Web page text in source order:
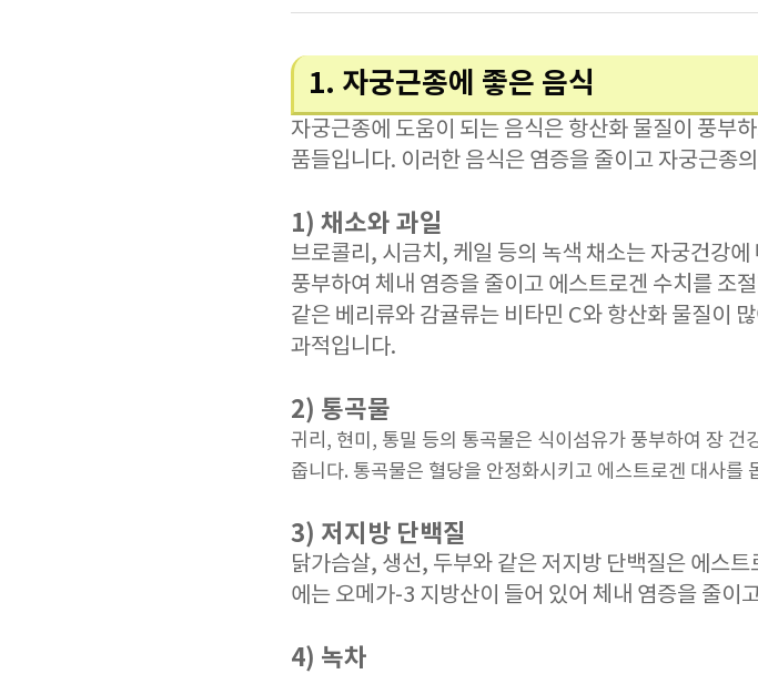
1. 자궁근종에 좋은 음식
자궁근종에 도움이 되는 음식은 항산화 물질이 풍부
품들입니다. 이러한 음식은 염증을 줄이고 자궁근종
1) 채소와 과일
브로콜리, 시금치, 케일 등의 녹색 채소는 자궁건강
풍부하여 체내 염증을 줄이고 에스트로겐 수치를 조
같은 베리류와 감귤류는 비타민 C와 항산화 물질이
과적입니다.
2) 통곡물
귀리, 현미, 통밀 등의 통곡물은 식이섬유가 풍부하여 장
줍니다. 통곡물은 혈당을 안정화시키고 에스트로겐 대사를
3) 저지방 단백질
닭가슴살, 생선, 두부와 같은 저지방 단백질은 에스
에는 오메가-3 지방산이 들어 있어 체내 염증을 줄이
4) 녹차